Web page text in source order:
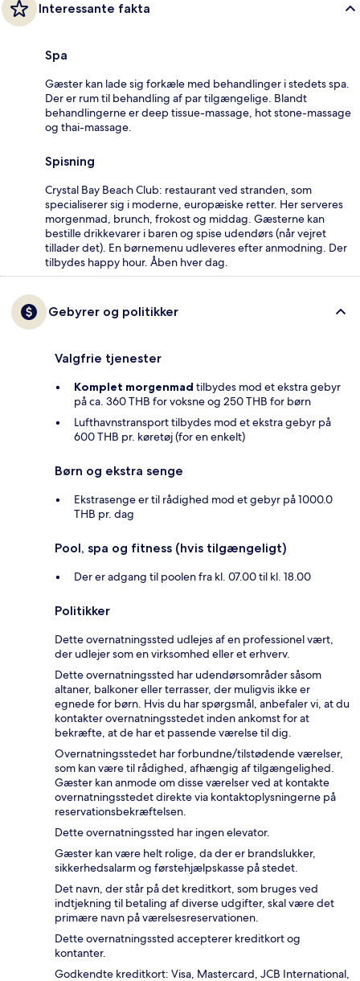
Interessante fakta
Spa
Gæster kan lade sig forkæle med behandlinger i stedets spa.
Der er rum til behandling af par tilgængelige. Blandt
behandlingerne er deep tissue-massage, hot stone-massage
og thai-massage.
Spisning
Crystal Bay Beach Club: restaurant ved stranden, som
specialiserer sig i moderne, europæiske retter. Her serveres
morgenmad, brunch, frokost og middag. Gæsterne kan
bestille drikkevarer i baren og spise udendørs (når vejret
tillader det). En børnemenu udleveres efter anmodning. Der
tilbydes happy hour. Åben hver dag.
Gebyrer og politikker
Valgfrie tjenester
Komplet morgenmad tilbydes mod et ekstra gebyr
på ca. 360 THB for voksne og 250 THB for børn
Lufthavnstransport tilbydes mod et ekstra gebyr på
600 THB pr. køretøj (for en enkelt)
Børn og ekstra senge
Ekstrasenge er til rådighed mod et gebyr på 1000.0
THB pr. dag
Pool, spa og fitness (hvis tilgængeligt)
Der er adgang til poolen fra kl. 07.00 til kl. 18.00
Politikker
Dette overnatningssted udlejes af en professionel vært,
der udlejer som en virksomhed eller et erhverv.
Dette overnatningssted har udendørsområder såsom
altaner, balkoner eller terrasser, der muligvis ikke er
egnede for børn. Hvis du har spørgsmål, anbefaler vi, at du
kontakter overnatningsstedet inden ankomst for at
bekræfte, at de har et passende værelse til dig.
Overnatningsstedet har forbundne/tilstødende værelser,
som kan være til rådighed, afhængig af tilgængelighed.
Gæster kan anmode om disse værelser ved at kontakte
overnatningsstedet direkte via kontaktoplysningerne på
reservationsbekræftelsen.
Dette overnatningssted har ingen elevator.
Gæster kan være helt rolige, da der er brandslukker,
sikkerhedsalarm og førstehjælpskasse på stedet.
Det navn, der står på det kreditkort, som bruges ved
indtjekning til betaling af diverse udgifter, skal være det
primære navn på værelsesreservationen.
Dette overnatningssted accepterer kreditkort og
kontanter.
Godkendte kreditkort: Visa, Mastercard, JCB International,